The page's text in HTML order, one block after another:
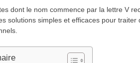
dont le nom commence par la lettre V
solutions simples et efficaces pour